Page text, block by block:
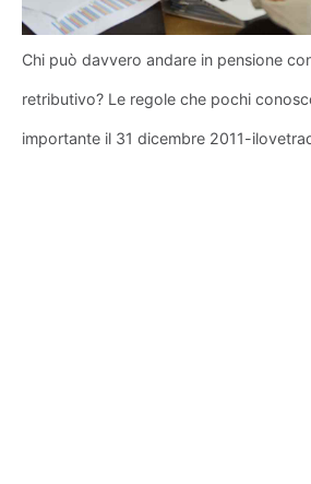
Chi può davvero andare in pensione
retributivo? Le regole che pochi
importante il 31 dicembre 2011-